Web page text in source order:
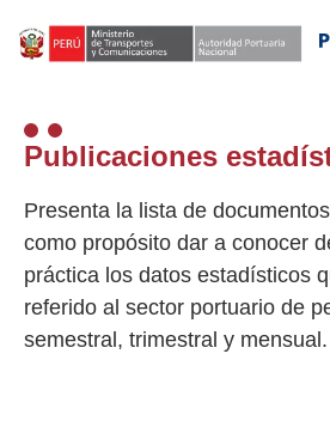
Publicaciones
Presenta la lista de
como propósito dar a conocer
práctica los datos estadísticos
referido al sector portuario de
semestral, trimestral y mensual.